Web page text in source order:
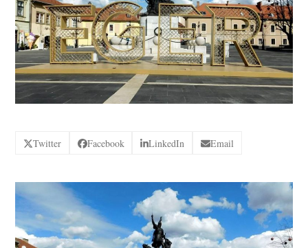
Twitter Facebook LinkedIn Email